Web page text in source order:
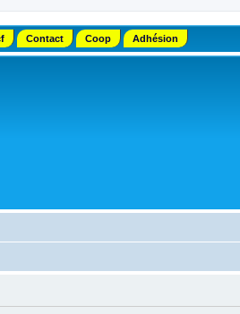
Contact Coop Adhésion